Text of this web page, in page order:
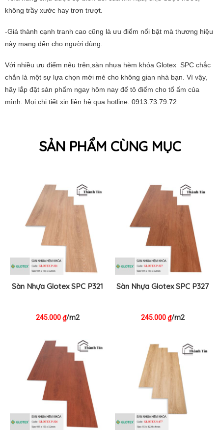
không trầy xước hay trơn trượt.
-Giá thành cạnh tranh cao cũng là ưu điểm nổi bật mà thương hiệu
này mang đến cho người dùng.
Với nhiều ưu điểm nêu trên,sàn nhựa hèm khóa Glotex SPC chắc
chắn là một sự lựa chọn mới mẻ cho không gian nhà bạn. Vì vậy,
hãy lắp đặt sản phẩm ngay hôm nay để tô điểm cho tổ ấm của
mình. Mọi chi tiết xin liên hệ qua hotline: 0913.73.79.72
SẢN PHẨM CÙNG MỤC
Sàn Nhựa Glotex SPC P321
245.000₫/m2
Sàn Nhựa Glotex SPC P327
245.000₫/m2